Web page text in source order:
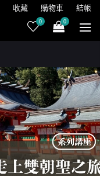
收藏 購物車 結帳
0 0